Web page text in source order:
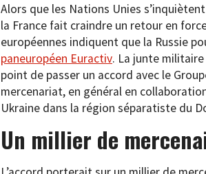
Alors que les Nations Unies
la France fait craindre un retour en
européennes indiquent que la Russie
paneuropéen Euractiv. La junte
point de passer un accord avec le
mercenariat, en général en
Ukraine dans la région séparatiste du
Un millier de